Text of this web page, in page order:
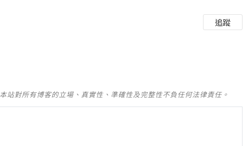
追蹤
站對所有博客的立場、真實性、準確性及完整性不負任何法律責任。